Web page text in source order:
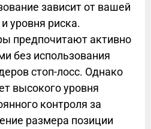
зависит от вашей
уровня риска.
предпочитают активно
без использования
стоп-лосс. Однако
высокого уровня
контроля за
размера позиции